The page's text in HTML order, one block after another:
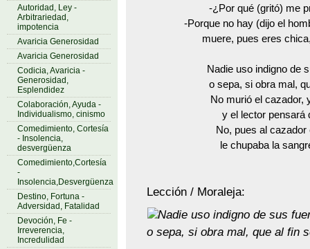
Autoridad, Ley -
Arbitrariedad,
impotencia
Avaricia Generosidad
Avaricia Generosidad
Codicia, Avaricia -
Generosidad,
Esplendidez
Colaboración, Ayuda -
Individualismo, cinismo
Comedimiento, Cortesía
- Insolencia,
desvergüenza
Comedimiento,Cortesía
-
Insolencia,Desvergüenza
Destino, Fortuna -
Adversidad, Fatalidad
Devoción, Fe -
Irreverencia,
Incredulidad
-¿Por qué (gritó) me
-Porque no hay (dijo el
muere, pues eres
Nadie uso indigno de
o sepa, si obra mal,
No murió el cazador,
y el lector pensará
No, pues al
le chupaba la
Lección / Moraleja:
Nadie uso indigno de sus
o sepa, si obra mal, que al fin